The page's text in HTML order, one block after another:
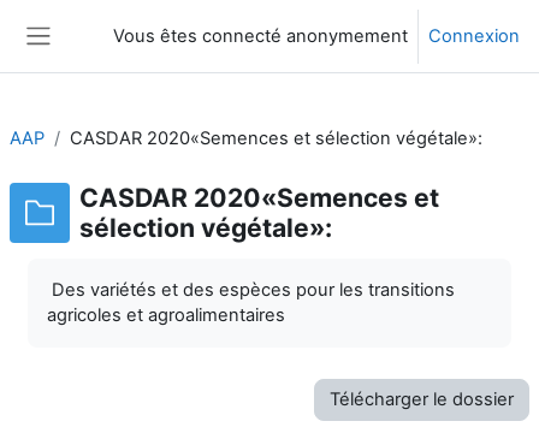
Vous êtes connecté anonymement Connexion
AAP CASDAR 2020«Semences et sélection végétale»:
CASDAR 2020«Semences et
sélection végétale»:
Des variétés et des espèces pour les transitions
agricoles et agroalimentaires
Télécharger le dossier